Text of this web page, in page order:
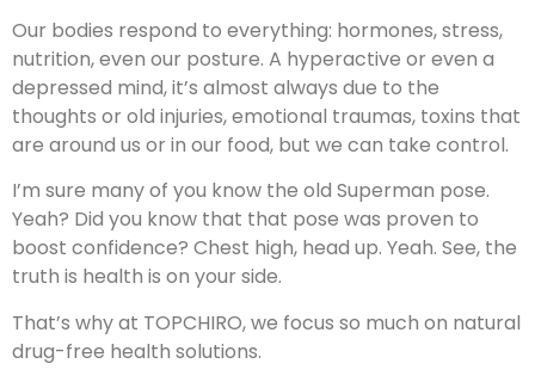
Our bodies respond to everything: hormones, stress,
nutrition, even our posture. A hyperactive or even a
depressed mind, it’s almost always due to the
thoughts or old injuries, emotional traumas, toxins that
are around us or in our food, but we can take control.
I’m sure many of you know the old Superman pose.
Yeah? Did you know that that pose was proven to
boost confidence? Chest high, head up. Yeah. See, the
truth is health is on your side.
That’s why at TOPCHIRO, we focus so much on natural
drug-free health solutions.